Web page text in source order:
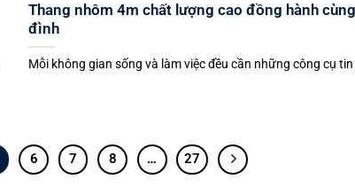
Thang nhôm 4m chất lượng cao đồng hành
đình
Mỗi không gian sống và làm việc đều cần những công cụ tin
6 7 8 … 27